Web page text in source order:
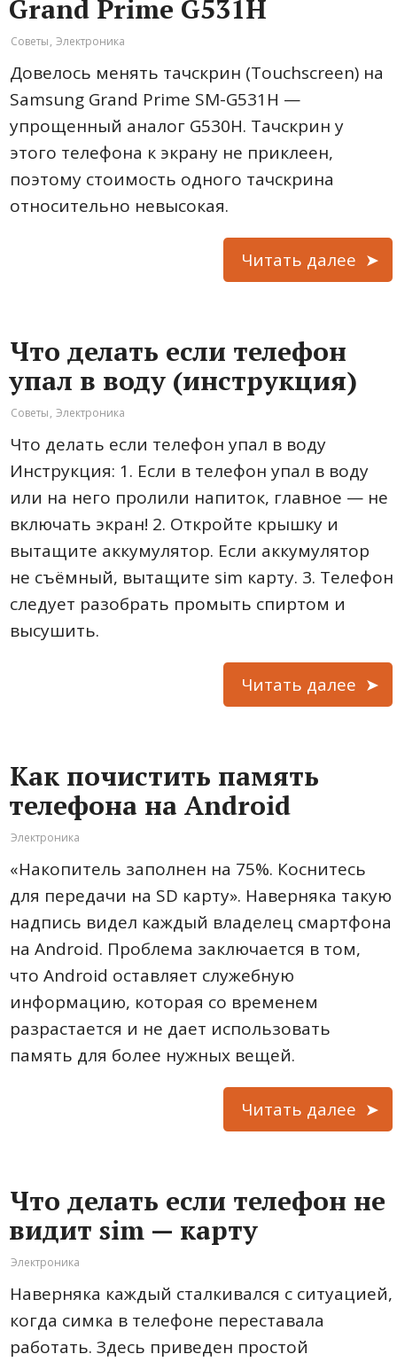
Grand Prime G531H
Советы, Электроника
Довелось менять тачскрин (Touchscreen) на
Samsung Grand Prime SM-G531H —
упрощенный аналог G530H. Тачскрин у
этого телефона к экрану не приклеен,
поэтому стоимость одного тачскрина
относительно невысокая.
Читать далее
Что делать если телефон
упал в воду (инструкция)
Советы, Электроника
Что делать если телефон упал в воду
Инструкция: 1. Если в телефон упал в воду
или на него пролили напиток, главное — не
включать экран! 2. Откройте крышку и
вытащите аккумулятор. Если аккумулятор
не съёмный, вытащите sim карту. 3. Телефон
следует разобрать промыть спиртом и
высушить.
Читать далее
Как почистить память
телефона на Android
Электроника
«Накопитель заполнен на 75%. Коснитесь
для передачи на SD карту». Наверняка такую
надпись видел каждый владелец смартфона
на Android. Проблема заключается в том,
что Android оставляет служебную
информацию, которая со временем
разрастается и не дает использовать
память для более нужных вещей.
Читать далее
Что делать если телефон не
видит sim — карту
Электроника
Наверняка каждый сталкивался с ситуацией,
когда симка в телефоне переставала
работать. Здесь приведен простой